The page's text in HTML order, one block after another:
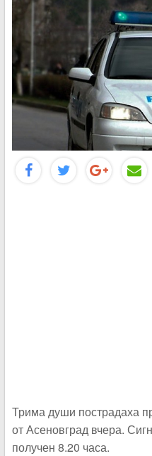
Трима души пострадаха
от Асеновград вчера.
получен 8.20 часа.